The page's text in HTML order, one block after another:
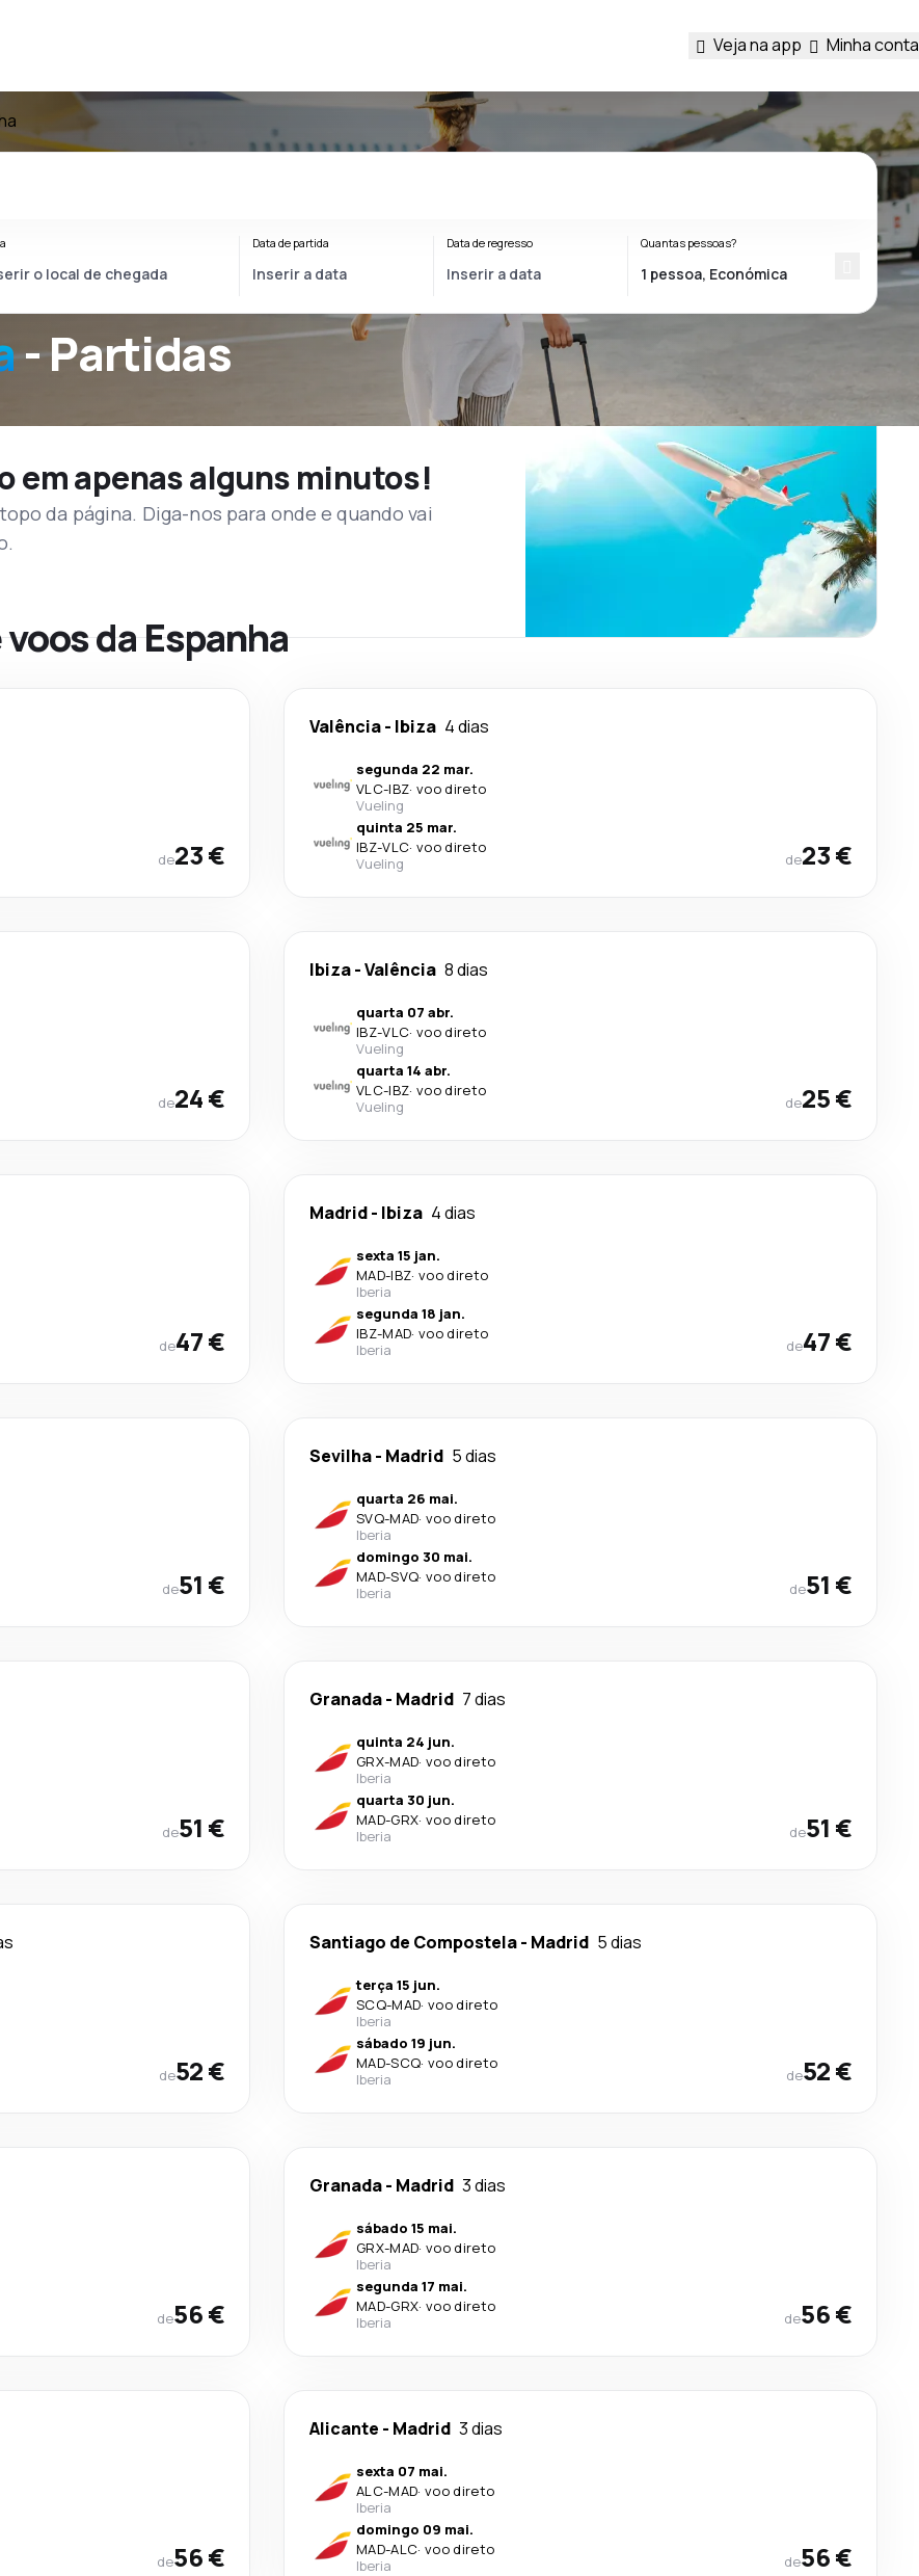
Veja na app Minha conta
- Partidas
Data de partida Data de regresso Quantas pessoas?
em apenas alguns minutos!
da página. Diga-nos para onde e quando vai
da Espanha
de23 €
Valência- Ibiza 4 dias
segunda 22 mar.
VLC-IBZ· voo direto
Vueling
quinta 25 mar.
IBZ-VLC· voo direto
Vueling
de23 €
de24 €
Ibiza-Valência 8 dias
quarta 07 abr.
IBZ-VLC· voo direto
Vueling
quarta 14 abr.
VLC-IBZ· voo direto
Vueling
de25 €
de47 €
Madrid- Ibiza 4 dias
sexta 15 jan.
MAD-IBZ· voo direto
Iberia
segunda 18 jan.
IBZ-MAD· voo direto
Iberia
de47 €
de51 €
Sevilha- Madrid 5 dias
quarta 26 mai.
SVQ-MAD· voo direto
Iberia
domingo 30 mai.
MAD-SVQ· voo direto
Iberia
de51 €
de51 €
Granada- Madrid 7 dias
quinta 24 jun.
GRX-MAD· voo direto
Iberia
quarta 30 jun.
MAD-GRX· voo direto
Iberia
de51 €
de52 €
Santiago de Compostela- Madrid 5 dias
terça 15 jun.
SCQ-MAD· voo direto
Iberia
sábado 19 jun.
MAD-SCQ· voo direto
Iberia
de52 €
de56 €
Granada- Madrid 3 dias
sábado 15 mai.
GRX-MAD· voo direto
Iberia
segunda 17 mai.
MAD-GRX· voo direto
Iberia
de56 €
de56 €
Alicante - Madrid 3 dias
sexta 07 mai.
ALC-MAD· voo direto
Iberia
domingo 09 mai.
MAD-ALC· voo direto
Iberia
de56 €